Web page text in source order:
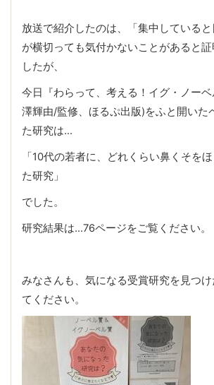
放送で紹介したのは、「集中している
が横切っても気付かないことがあると
したが、
今日『わらって、考える！イグ・ノー
澤輝由/監修、ほるぷ出版)をふと開いた
た研究は…
「10代の若者に、どれくらい鼻くそを
た研究」
でした。
研究結果は…76ページをご覧ください。
みなさんも、気になる受賞研究を見つけ
てください。